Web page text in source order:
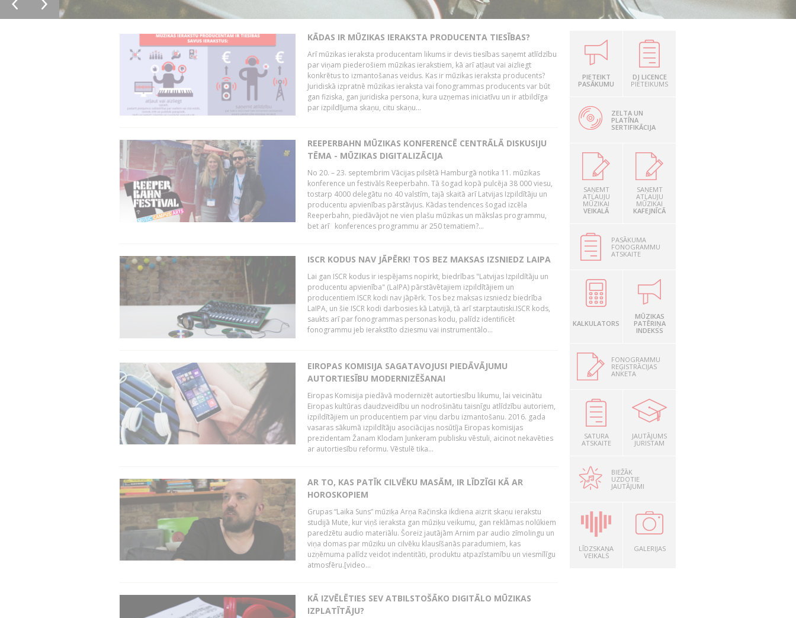
KĀDAS IR MŪZIKAS IERAKSTA PRODUCENTA TIESĪBAS?
Arī mūzikas ieraksta producentam likums ir devis tiesības saņemt atlīdzību
par viņam piederošiem mūzikas ierakstiem, kā arī atļaut vai aizliegt
konkrētus to izmantošanas veidus. Kas ir mūzikas ieraksta producents?
Juridiskā izpratnē mūzikas ieraksta vai fonogrammas producents var būt
gan fiziska, gan juridiska persona, kura uzņemas iniciatīvu un ir atbildīga
par izpildījuma skaņu, citu skaņu...
REEPERBAHN MŪZIKAS KONFERENCĒ CENTRĀLĀ DISKUSIJU
TĒMA - MŪZIKAS DIGITALIZĀCIJA
No 20. – 23. septembrim Vācijas pilsētā Hamburgā notika 11. mūzikas
konference un festivāls Reeperbahn. Tā šogad kopā pulcēja 38 000 viesu,
tostarp 4000 delegātu no 40 valstīm, tajā skaitā arī Latvijas Izpildītāju un
producentu apvienības pārstāvjus. Kādas tendences šogad izcēla
Reeperbahn, piedāvājot ne vien plašu mūzikas un mākslas programmu,
bet arī konferences programmu ar 250 tematiem?...
ISCR KODUS NAV JĀPĒRK! TOS BEZ MAKSAS IZSNIEDZ LAIPA
Lai gan ISCR kodus ir iespējams nopirkt, biedrības "Latvijas Izpildītāju un
producentu apvienība" (LaIPA) pārstāvētajiem izpildītājiem un
producentiem ISCR kodi nav jāpērk. Tos bez maksas izsniedz biedrība
LaIPA, un šie ISCR kodi darbosies kā Latvijā, tā arī starptautiski.ISCR kods,
saukts arī par fonogrammas personas kodu, palīdz identificēt
fonogrammu jeb ierakstīto dziesmu vai instrumentālo...
EIROPAS KOMISIJA SAGATAVOJUSI PIEDĀVĀJUMU
AUTORTIESĪBU MODERNIZĒŠANAI
Eiropas Komisija piedāvā modernizēt autortiesību likumu, lai veicinātu
Eiropas kultūras daudzveidību un nodrošinātu taisnīgu atlīdzību autoriem,
izpildītājiem un producentiem par viņu darbu izmantošanu. 2016. gada
vasaras sākumā izpildītāju asociācijas nosūtīja Eiropas komisijas
prezidentam Žanam Klodam Junkeram publisku vēstuli, aicinot nekavēties
ar autortiesību reformu. Vēstulē tika...
AR TO, KAS PATĪK CILVĒKU MASĀM, IR LĪDZĪGI KĀ AR
HOROSKOPIEM
Grupas “Laika Suns” mūziķa Arņa Račinska ikdiena aizrit skaņu ierakstu
studijā Mute, kur viņš ieraksta gan mūziķu veikumu, gan reklāmas nolūkiem
paredzētu audio materiālu. Šoreiz jautājām Arnim par audio zīmolingu un
viņa domas par mūziku un cilvēku klausīšanās paradumiem, kas
uzņēmuma palīdz veidot indentitāti, produktu atpazīstamību un viesmīlīgu
atmosfēru.[video...
KĀ IZVĒLĒTIES SEV ATBILSTOŠĀKO DIGITĀLO MŪZIKAS
IZPLATĪTĀJU?
PIETEIKT
PASĀKUMU
DJ LICENCE
PIETEIKUMS
ZELTA UN
PLATĪNA
SERTIFIKĀCIJA
SAŅEMT
ATĻAUJU
MŪZIKAI
VEIKALĀ
SAŅEMT
ATĻAUJU
MŪZIKAI
KAFEJNĪCĀ
PASĀKUMA
FONOGRAMMU
ATSKAITE
KALKULATORS
MŪZIKAS
PATĒRIŅA
INDEKSS
FONOGRAMMU
REĢISTRĀCIJAS
ANKETA
SATURA
ATSKAITE
JAUTĀJUMS
JURISTAM
BIEŽĀK
UZDOTIE
JAUTĀJUMI
LĪDZSKAŅA
VEIKALS
GALERIJAS